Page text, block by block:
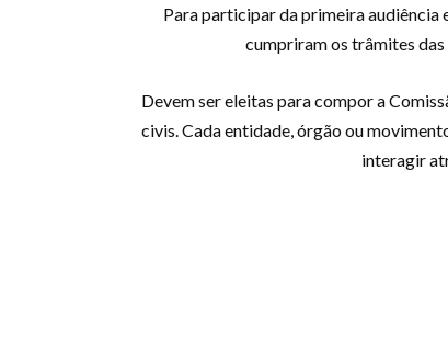
Para participar da primeira audiência
cumpriram os trâmites
Devem ser eleitas para compor a
civis. Cada entidade, órgão ou
interagir